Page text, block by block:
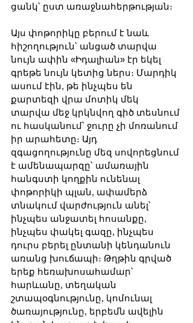
ցանկ՝ ըստ առաջնահերթության։
Այս փոթորիկը բերում է նաև
հիշողություն՝ անցած տարվա
նույն ափին «Իդալիան» էր եկել
գրեթե նույն կետից ներս։ Մարդիկ
ասում էին, թե ինչպես են
քարտեզի վրա մոտիկ մեկ
տարվա մեջ կրկնվող գիծ տեսնում
ու հասկանում՝ ջուրը չի մոռանում
իր արահետը։ Այդ
զգացողությունը մեզ սովորեցնում
է ամենապարզը՝ ամառային
հանգստի կողքին ունենալ
փոթորիկի պլան, ափամերձ
տնակում վարժություն անել՝
ինչպես անջատել հոսանքը,
ինչպես փակել գազը, ինչպես
դուրս բերել ընտանի կենդանուն
առանց խուճապի։ Թղթին գրված
երեք հեռախոսահամար՝
հարևանը, տեղական
շտապօգնությունը, կոմունալ
ծառայությունը, երբեմն ավելին